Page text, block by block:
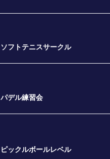
ソフトテニスサークル
パデル練習会
ピックルボールレベル